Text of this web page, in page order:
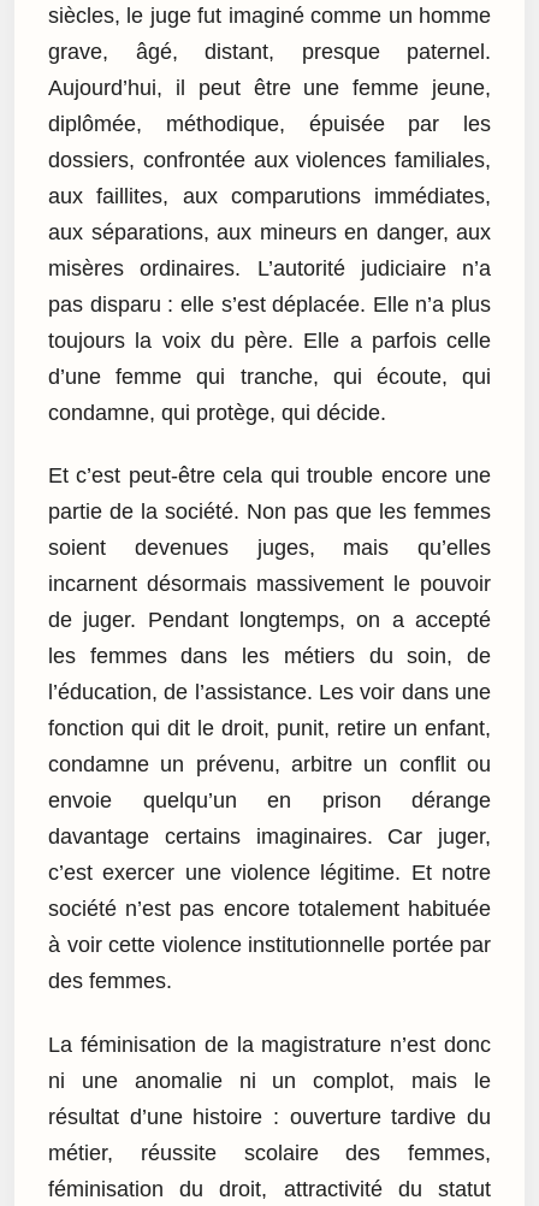
siècles, le juge fut imaginé comme un homme
grave, âgé, distant, presque paternel.
Aujourd’hui, il peut être une femme jeune,
diplômée, méthodique, épuisée par les
dossiers, confrontée aux violences familiales,
aux faillites, aux comparutions immédiates,
aux séparations, aux mineurs en danger, aux
misères ordinaires. L’autorité judiciaire n’a
pas disparu : elle s’est déplacée. Elle n’a plus
toujours la voix du père. Elle a parfois celle
d’une femme qui tranche, qui écoute, qui
condamne, qui protège, qui décide.
Et c’est peut-être cela qui trouble encore une
partie de la société. Non pas que les femmes
soient devenues juges, mais qu’elles
incarnent désormais massivement le pouvoir
de juger. Pendant longtemps, on a accepté
les femmes dans les métiers du soin, de
l’éducation, de l’assistance. Les voir dans une
fonction qui dit le droit, punit, retire un enfant,
condamne un prévenu, arbitre un conflit ou
envoie quelqu’un en prison dérange
davantage certains imaginaires. Car juger,
c’est exercer une violence légitime. Et notre
société n’est pas encore totalement habituée
à voir cette violence institutionnelle portée par
des femmes.
La féminisation de la magistrature n’est donc
ni une anomalie ni un complot, mais le
résultat d’une histoire : ouverture tardive du
métier, réussite scolaire des femmes,
féminisation du droit, attractivité du statut